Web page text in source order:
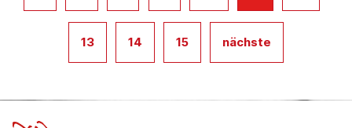
13 14 15 nächste